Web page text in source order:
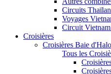
Circuits
Voyages
Circuit
Croisières
Croisières Baie
Tous les